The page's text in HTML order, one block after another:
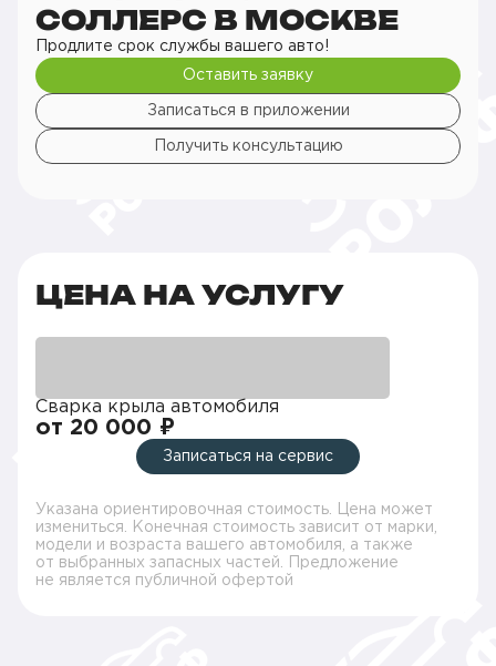
СОЛЛЕРС В МОСКВЕ
Продлите срок службы вашего авто!
Оставить заявку
Записаться в приложении
Получить консультацию
ЦЕНА НА УСЛУГУ
Сварка крыла автомобиля
от 20 000 ₽
Записаться на сервис
Указана ориентировочная стоимость. Цена может
измениться. Конечная стоимость зависит от марки,
модели и возраста вашего автомобиля, а также
от выбранных запасных частей. Предложение
не является публичной офертой